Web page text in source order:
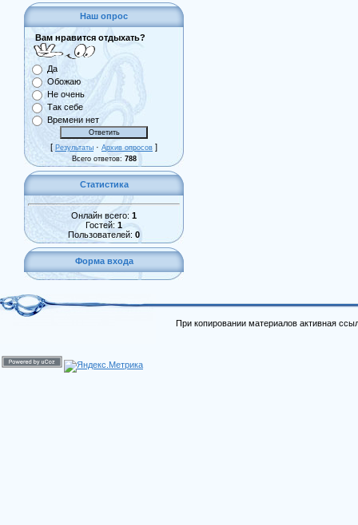
Наш опрос
Вам нравится отдыхать?
Да
Обожаю
Не очень
Так себе
Времени нет
[ Результаты · Архив опросов ]
Всего ответов: 788
Статистика
Онлайн всего: 1
Гостей: 1
Пользователей: 0
Форма входа
При копировании материалов активная